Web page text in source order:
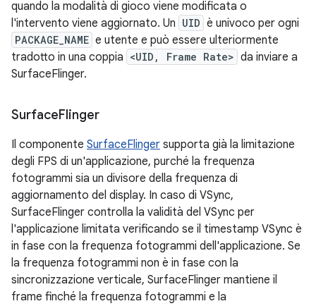
quando la modalità di gioco viene modificata o
l'intervento viene aggiornato. Un UID è univoco per ogni
PACKAGE_NAME e utente e può essere ulteriormente
tradotto in una coppia <UID, Frame Rate> da inviare a
SurfaceFlinger.
SurfaceFlinger
Il componente SurfaceFlinger supporta già la limitazione
degli FPS di un'applicazione, purché la frequenza
fotogrammi sia un divisore della frequenza di
aggiornamento del display. In caso di VSync,
SurfaceFlinger controlla la validità del VSync per
l'applicazione limitata verificando se il timestamp VSync è
in fase con la frequenza fotogrammi dell'applicazione. Se
la frequenza fotogrammi non è in fase con la
sincronizzazione verticale, SurfaceFlinger mantiene il
frame finché la frequenza fotogrammi e la